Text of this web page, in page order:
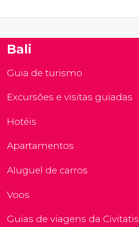
Bali
Guia de turismo
Excursões e visitas guiadas
Hotéis
Apartamentos
Aluguel de carros
Voos
Guias de viagens da Civitatis